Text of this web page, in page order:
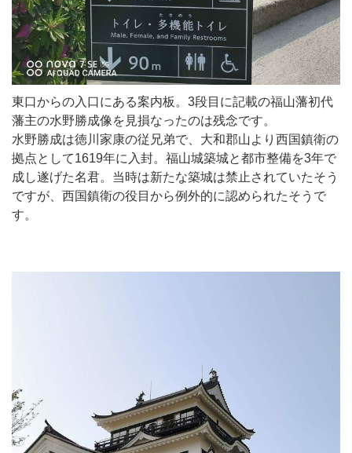
東口からの入口にある案内板。3段目に記載の福山藩初代
藩主の水野勝成像を見損なったのは残念です。
水野勝成は徳川家康の従兄弟で、大和郡山より西国鎮衛の
拠点として1619年に入封。福山城築城と都市整備を3年で
成し遂げた名君。当時は新たな築城は禁止されていたそう
ですが、西国鎮衛の役目から例外的に認められたそうで
す。